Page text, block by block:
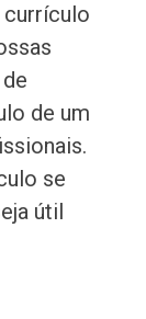
currículo
de um
se
útil